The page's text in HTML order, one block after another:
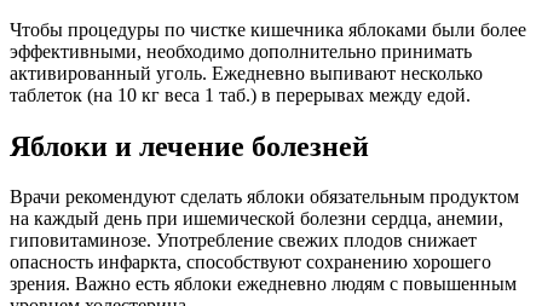
Чтобы процедуры по чистке кишечника яблоками были более
эффективными, необходимо дополнительно принимать
активированный уголь. Ежедневно выпивают несколько
таблеток (на 10 кг веса 1 таб.) в перерывах между едой.
Яблоки и лечение болезней
Врачи рекомендуют сделать яблоки обязательным продуктом
на каждый день при ишемической болезни сердца, анемии,
гиповитаминозе. Употребление свежих плодов снижает
опасность инфаркта, способствуют сохранению хорошего
зрения. Важно есть яблоки ежедневно людям с повышенным